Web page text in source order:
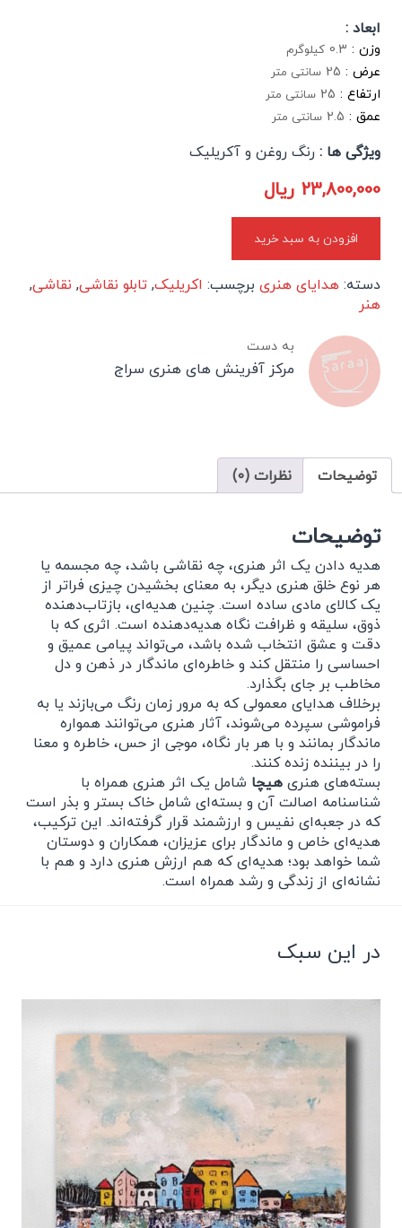
ابعاد :
وزن : 0.3 کیلوگرم
عرض : 25 سانتی متر
ارتفاع : 25 سانتی متر
عمق : 2.5 سانتی متر
ویژگی ها : رنگ روغن و آکریلیک
23,800,000 ریال
افزودن به سبد خرید
دسته:هدایای هنری برچسب: اکریلیک,تابلو نقاشی, نقاشی,
هنر
به دست
مرکز آفرینش های هنری سراج
توضیحات نظرات (0)
توضیحات
هدیه دادن یک اثر هنری، چه نقاشی باشد، چه مجسمه یا
هر نوع خلق هنری دیگر، به معنای بخشیدن چیزی فراتر از
یک کالای مادی ساده است. چنین هدیه‌ای، بازتاب‌دهنده
ذوق، سلیقه و ظرافت نگاه هدیه‌دهنده است. اثری که با
دقت و عشق انتخاب شده باشد، می‌تواند پیامی عمیق و
احساسی را منتقل کند و خاطره‌ای ماندگار در ذهن و دل
مخاطب بر جای بگذارد.
برخلاف هدایای معمولی که به مرور زمان رنگ می‌بازند یا به
فراموشی سپرده می‌شوند، آثار هنری می‌توانند همواره
ماندگار بمانند و با هر بار نگاه، موجی از حس، خاطره و معنا
را در بیننده زنده کنند.
بسته‌های هنریهیچا شامل یک اثر هنری همراه با
شناسنامه اصالت آن و بسته‌ای شامل خاک بستر و بذر است
که در جعبه‌ای نفیس و ارزشمند قرار گرفته‌اند. این ترکیب،
هدیه‌ای خاص و ماندگار برای عزیزان، همکاران و دوستان
شما خواهد بود؛ هدیه‌ای که هم ارزش هنری دارد و هم با
نشانه‌ای از زندگی و رشد همراه است.
در این سبک